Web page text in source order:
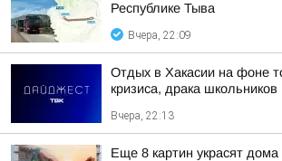
Республике Тыва
Вчера, 22:09
Отдых в Хакасии на фоне
кризиса, драка школьников
Вчера, 22:13
Еще 8 картин украсят